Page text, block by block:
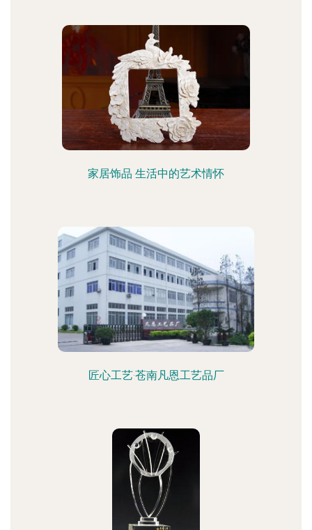
家居饰品 生活中的艺术情怀
匠心工艺·苍南凡恩工艺品厂